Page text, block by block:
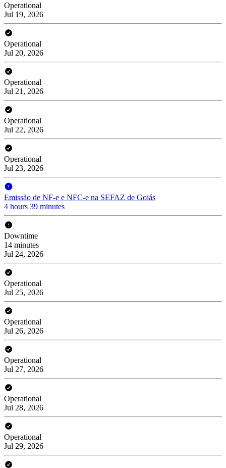
Operational
Jul 19, 2026
Operational
Jul 20, 2026
Operational
Jul 21, 2026
Operational
Jul 22, 2026
Operational
Jul 23, 2026
Emissão de NF-e e NFC-e na SEFAZ de Goiás
4 hours 39 minutes
Downtime
14 minutes
Jul 24, 2026
Operational
Jul 25, 2026
Operational
Jul 26, 2026
Operational
Jul 27, 2026
Operational
Jul 28, 2026
Operational
Jul 29, 2026